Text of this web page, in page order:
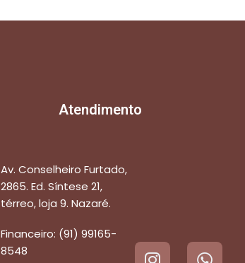
Atendimento
Av. Conselheiro Furtado,
2865. Ed. Síntese 21,
térreo, loja 9. Nazaré.
Financeiro: (91) 99165-
8548